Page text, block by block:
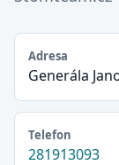
Adresa
Generála
Telefon
281913093